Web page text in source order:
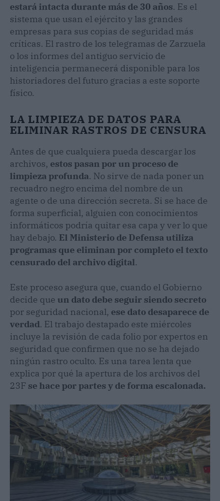
estará intacta durante más de 30 años. Es el
sistema que usan el ejército y las grandes
empresas para sus copias de seguridad más
críticas. El rastro de los telegramas de Zarzuela
o los informes del antiguo servicio de
inteligencia permanecerá disponible para los
historiadores del futuro gracias a este soporte
físico.
LA LIMPIEZA DE DATOS PARA
ELIMINAR RASTROS DE CENSURA
Antes de que cualquiera pueda descargar los
archivos, estos pasan por un proceso de
limpieza profunda. No sirve de nada poner un
recuadro negro encima del nombre de un
agente o de una dirección secreta. Si se hace de
forma superficial, alguien con conocimientos
informáticos podría quitar esa capa y ver lo que
hay debajo. El Ministerio de Defensa utiliza
programas que eliminan por completo el texto
censurado del archivo digital.
Este proceso asegura que, cuando el Gobierno
decide que un dato debe seguir siendo secreto
por seguridad nacional, ese dato desaparece de
verdad. El trabajo destapado este miércoles
incluye la revisión de cada folio por expertos en
seguridad que confirmen que no se ha dejado
ningún rastro oculto. Es una tarea lenta que
explica por qué la apertura de los archivos del
23F se hace por partes y de forma escalonada.